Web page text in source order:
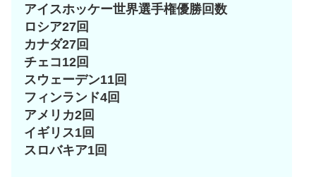
アイスホッケー世界選手権優勝回数
ロシア27回
カナダ27回
チェコ12回
スウェーデン11回
フィンランド4回
アメリカ2回
イギリス1回
スロバキア1回